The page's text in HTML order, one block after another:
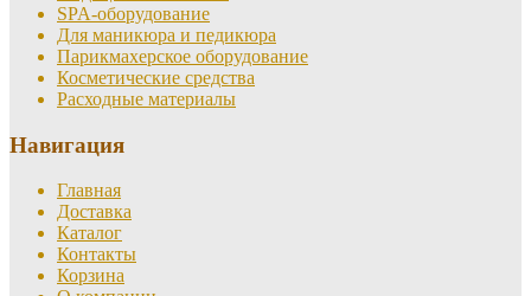
SPA-оборудование
Для маникюра и педикюра
Парикмахерское оборудование
Косметические средства
Расходные материалы
Навигация
Главная
Доставка
Каталог
Контакты
Корзина